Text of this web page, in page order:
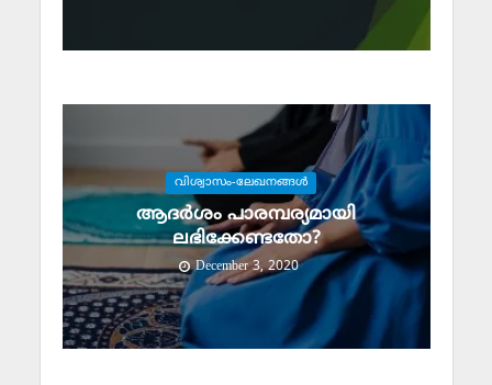
വിശ്വാസം-ലേഖനങ്ങള്‍
ആദര്‍ശം പാരമ്പര്യമായി
ലഭിക്കേണ്ടതോ?
December 3, 2020